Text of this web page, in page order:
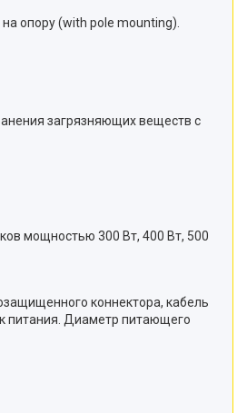
опору (with pole mounting).
загрязняющих веществ с
мощностью 300 Вт, 400 Вт, 500
коннектора, кабель
питания. Диаметр питающего